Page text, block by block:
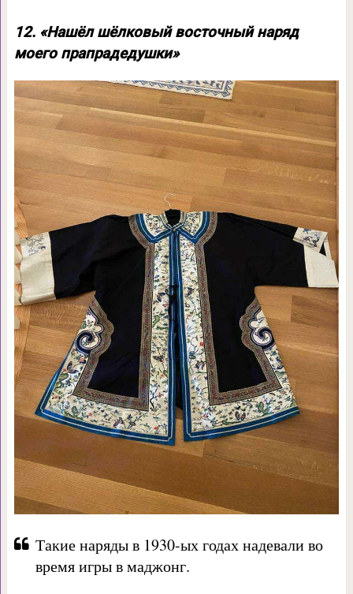
12. «Нашёл шёлковый восточный наряд
моего прапрадедушки»
Такие наряды в 1930-ых годах надевали во
время игры в маджонг.